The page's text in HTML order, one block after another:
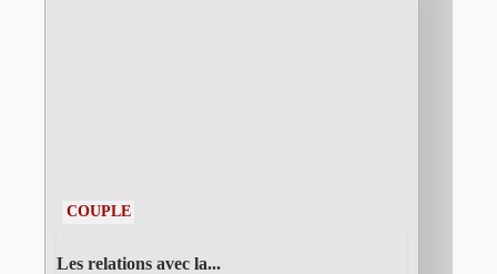
COUPLE
Les relations avec la...